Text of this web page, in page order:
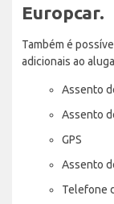
Europcar.
Também é
adicionais ao
Assento
Assento
GPS
Assento
Telefone